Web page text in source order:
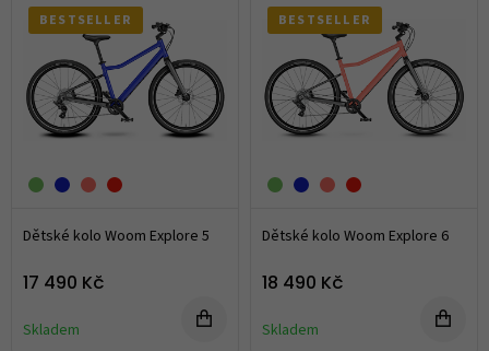
BESTSELLER
Dětské kolo Woom Explore 5
17 490 Kč
Skladem
BESTSELLER
Dětské kolo Woom Explore 6
18 490 Kč
Skladem